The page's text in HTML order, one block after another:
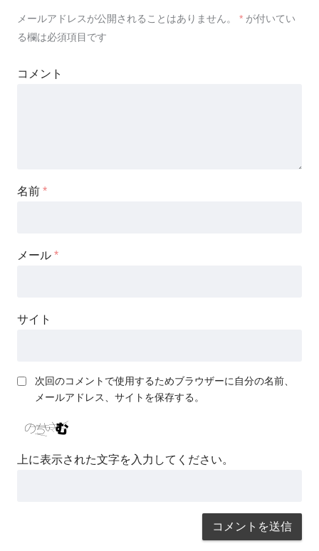
メールアドレスが公開されることはありません。 * が付いてい
る欄は必須項目です
コメント
名前 *
メール *
サイト
次回のコメントで使用するためブラウザーに自分の名前、
メールアドレス、サイトを保存する。
上に表示された文字を入力してください。